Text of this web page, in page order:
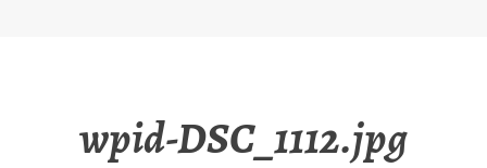
wpid-DSC_1112.jpg